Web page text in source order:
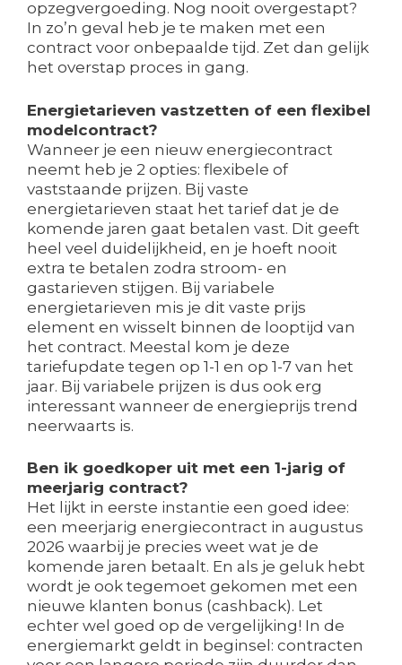
opzegvergoeding. Nog nooit overgestapt?
In zo’n geval heb je te maken met een
contract voor onbepaalde tijd. Zet dan gelijk
het overstap proces in gang.
Energietarieven vastzetten of een flexibel
modelcontract?
Wanneer je een nieuw energiecontract
neemt heb je 2 opties: flexibele of
vaststaande prijzen. Bij vaste
energietarieven staat het tarief dat je de
komende jaren gaat betalen vast. Dit geeft
heel veel duidelijkheid, en je hoeft nooit
extra te betalen zodra stroom- en
gastarieven stijgen. Bij variabele
energietarieven mis je dit vaste prijs
element en wisselt binnen de looptijd van
het contract. Meestal kom je deze
tariefupdate tegen op 1-1 en op 1-7 van het
jaar. Bij variabele prijzen is dus ook erg
interessant wanneer de energieprijs trend
neerwaarts is.
Ben ik goedkoper uit met een 1-jarig of
meerjarig contract?
Het lijkt in eerste instantie een goed idee:
een meerjarig energiecontract in augustus
2026 waarbij je precies weet wat je de
komende jaren betaalt. En als je geluk hebt
wordt je ook tegemoet gekomen met een
nieuwe klanten bonus (cashback). Let
echter wel goed op de vergelijking! In de
energiemarkt geldt in beginsel: contracten